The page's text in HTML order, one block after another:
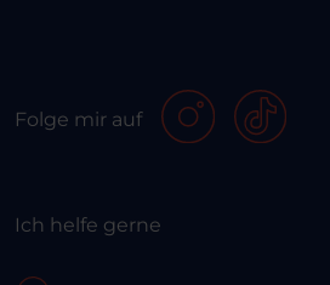
Folge mir auf
Ich helfe gerne